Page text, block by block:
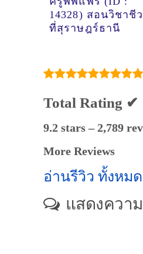
14328) สอนวิชาชี
ที่สุราษฎร์ธานี
Total Rating ✔
9.2 stars – 2,789
More Reviews
อ่านรีวิว ทั้งหม
แสดงควา